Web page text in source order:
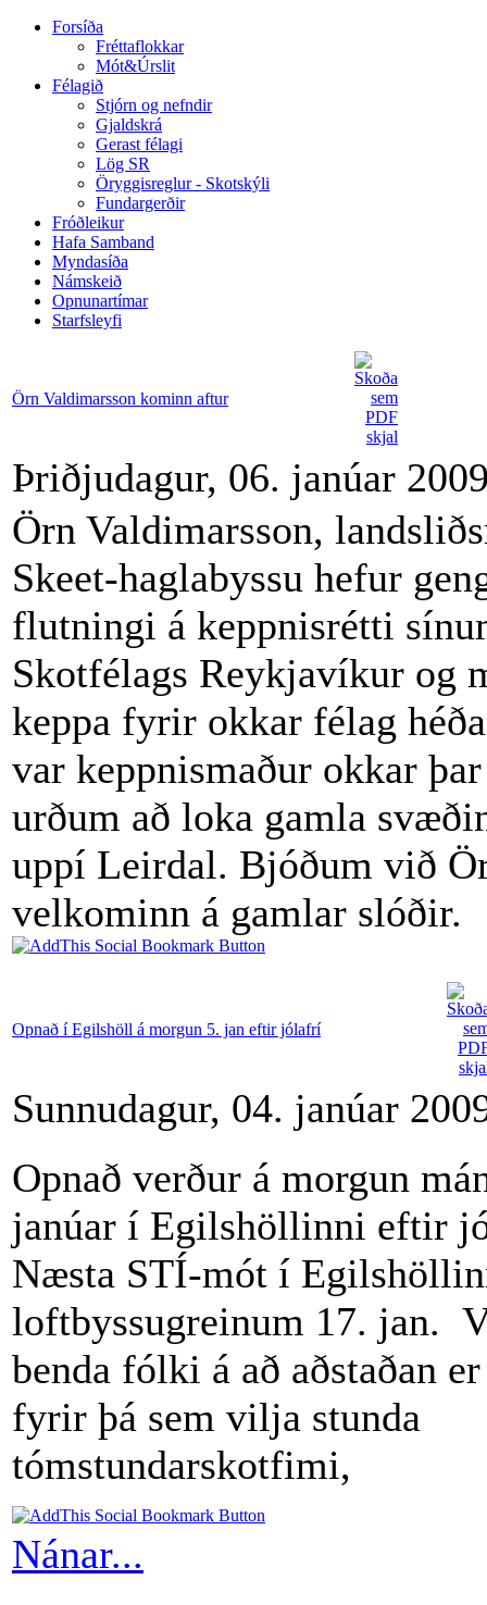
Forsíða
Fréttaflokkar
Mót&Úrslit
Félagið
Stjórn og nefndir
Gjaldskrá
Gerast félagi
Lög SR
Öryggisreglur - Skotskýli
Fundargerðir
Fróðleikur
Hafa Samband
Myndasíða
Námskeið
Opnunartímar
Starfsleyfi
Örn Valdimarsson kominn aftur
Þriðjudagur, 06. janúar
Örn Valdimarsson,
Skeet-haglabyssu hefur
flutningi á keppnisrétti
Skotfélags Reykjavíkur og
keppa fyrir okkar félag
var keppnismaður okkar
urðum að loka gamla
uppí Leirdal. Bjóðum við
velkominn á gamlar slóðir.
Opnað í Egilshöll á morgun 5. jan eftir jólafrí
Sunnudagur, 04. janúar
Opnað verður á morgun
janúar í Egilshöllinni eftir
Næsta STÍ-mót í
loftbyssugreinum 17. jan.
benda fólki á að aðstaðan
fyrir þá sem vilja stunda
tómstundarskotfimi,
Nánar...